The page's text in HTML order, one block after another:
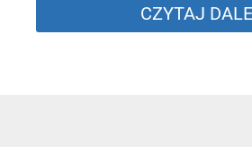
CZYTAJ